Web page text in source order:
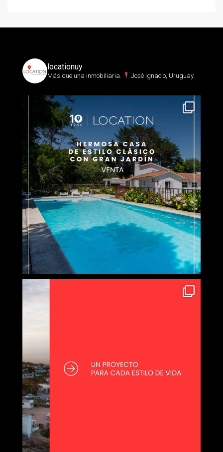
locationuy
Más que una inmobiliaria.⁣ José Ignacio, Uruguay.